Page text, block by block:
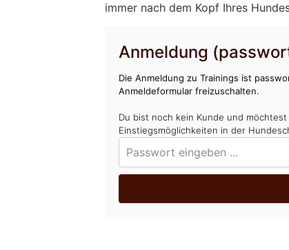
immer nach dem Kopf Ihres
Anmeldung
Die Anmeldung zu Trainings ist
Anmeldeformular freizuschalten.
Du bist noch kein Kunde und
Einstiegsmöglichkeiten in der